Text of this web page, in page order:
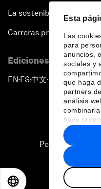
Esta
Las
para
anuncios,
sociales y
que haga
partners
análisis
haya
recopilado
hecho de
La sostenibilidad en el
Carreras profesionales
Ediciones en otros
EN ▪ES▪中文▪ 日本語
Política de
2026 Foro